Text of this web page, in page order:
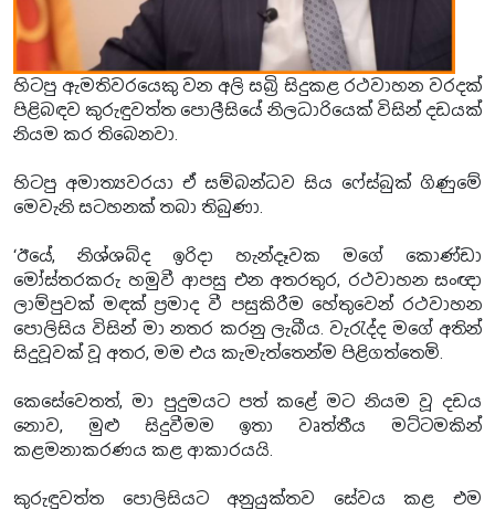
හිටපු ඇමතිවරයෙකු වන අලි සබ්‍රි සිදුකළ රථවාහන වරදක්
පිළිබඳව කුරුඳුවත්ත පොලීසියේ නිලධාරියෙක් විසින් දඩයක්
නියම කර තිබෙනවා.
හිටපු අමාත්‍යවරයා ඒ සම්බන්ධව සිය ෆේස්බුක් ගිණුමේ
මෙවැනි සටහනක් තබා තිබුණා.
‘ඊයේ, නිශ්ශබ්ද ඉරිදා හැන්දෑවක මගේ කොණ්ඩා
මෝස්තරකරු හමුවී ආපසු එන අතරතුර, රථවාහන සංඥා
ලාම්පුවක් මඳක් ප්‍රමාද වී පසුකිරීම හේතුවෙන් රථවාහන
පොලිසිය විසින් මා නතර කරනු ලැබීය. වැරැද්ද මගේ අතින්
සිදුවූවක් වූ අතර, මම එය කැමැත්තෙන්ම පිළිගත්තෙමි.
කෙසේවෙතත්, මා පුදුමයට පත් කළේ මට නියම වූ දඩය
නොව, මුළු සිදුවීමම ඉතා වෘත්තීය මට්ටමකින්
කළමනාකරණය කළ ආකාරයයි.
කුරුඳුවත්ත පොලිසියට අනුයුක්තව සේවය කළ එම